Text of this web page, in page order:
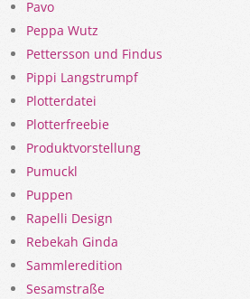
Pavo
Peppa Wutz
Pettersson und Findus
Pippi Langstrumpf
Plotterdatei
Plotterfreebie
Produktvorstellung
Pumuckl
Puppen
Rapelli Design
Rebekah Ginda
Sammleredition
Sesamstraße